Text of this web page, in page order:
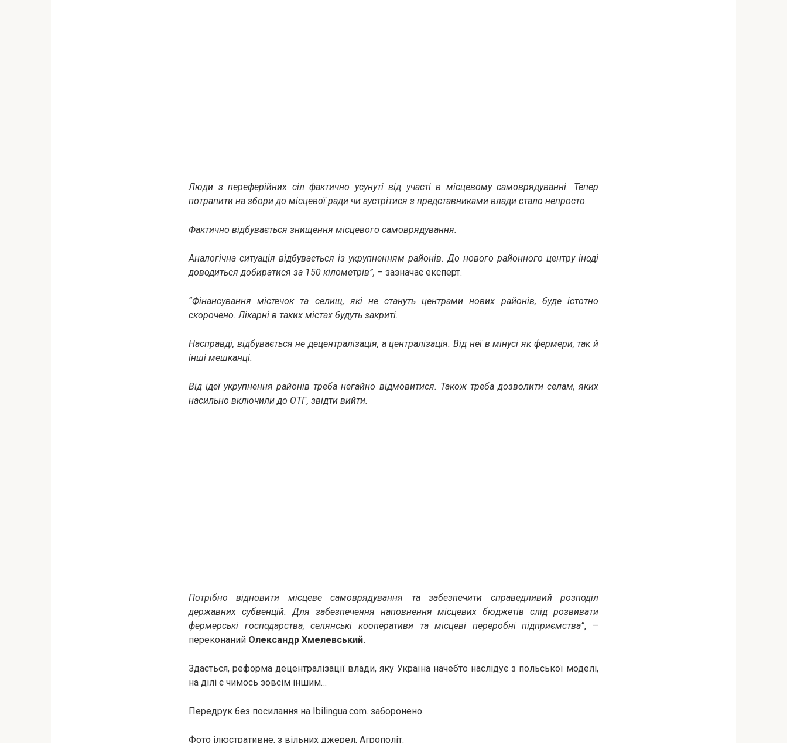
Люди з переферійних сіл фактично усунуті від участі в місцевому самоврядуванні. Тепер
потрапити на збори до місцевої ради чи зустрітися з представниками влади стало непросто.
Фактично відбувається знищення місцевого самоврядування.
Аналогічна ситуація відбувається із укрупненням районів. До нового районного центру іноді
доводиться добиратися за 150 кілометрів”, – зазначає експерт.
“Фінансування містечок та селищ, які не стануть центрами нових районів, буде істотно
скорочено. Лікарні в таких містах будуть закриті.
Насправді, відбувається не децентралізація, а централізація. Від неї в мінусі як фермери, так й
інші мешканці.
Від ідеї укрупнення районів треба негайно відмовитися. Також треба дозволити селам, яких
насильно включили до ОТГ, звідти вийти.
Потрібно відновити місцеве самоврядування та забезпечити справедливий розподіл
державних субвенцій. Для забезпечення наповнення місцевих бюджетів слід розвивати
фермерські господарства, селянські кооперативи та місцеві переробні підприємства”, –
переконаний Олександр Хмелевський.
Здається, реформа децентралізації влади, яку Україна начебто наслідує з польської моделі,
на ділі є чимось зовсім іншим…
Передрук без посилання на Ibilingua.com. заборонено.
Фото ілюстративне, з вільних джерел, Агрополіт.